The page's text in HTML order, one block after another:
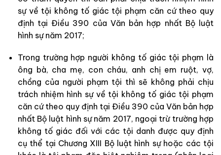
sự về tội không tố giác tội phạm căn cứ theo quy
định tại Điều 390 của Văn bản hợp nhất Bộ luật
hình sự năm 2017;
Trong trường hợp người không tố giác tội phạm là
ông bà, cha mẹ, con cháu, anh chị em ruột, vợ,
chồng của người phạm tội thì sẽ không phải chịu
trách nhiệm hình sự về tội không tố giác tội phạm
căn cứ theo quy định tại Điều 390 của Văn bản hợp
nhất Bộ luật hình sự năm 2017, ngoại trừ trường hợp
không tố giác đối với các tội danh được quy định
cụ thể tại Chương XIII Bộ luật hình sự hoặc các tội